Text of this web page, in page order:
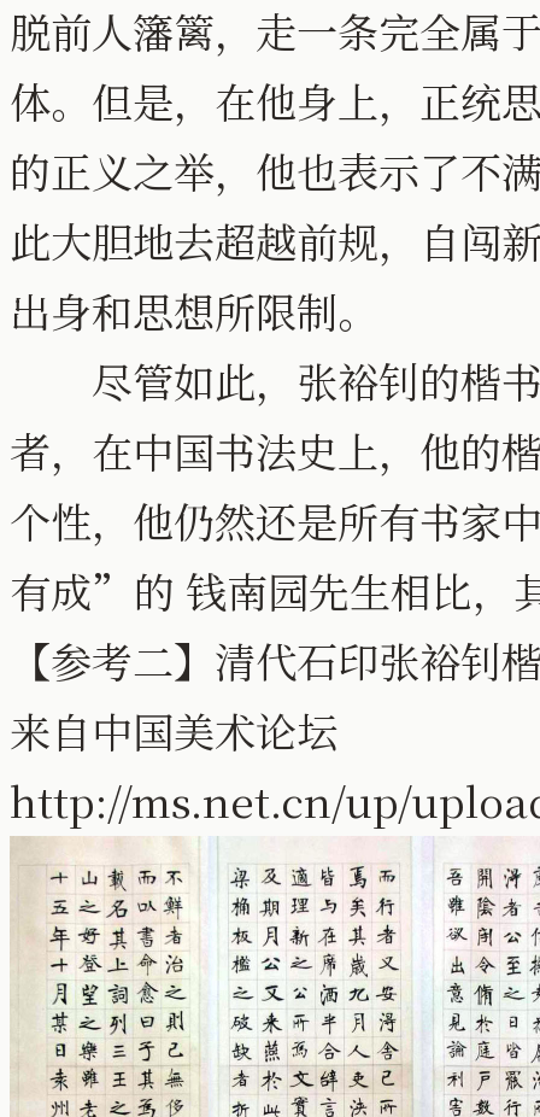
脱前人籓篱，走一条完全属
体。但是，在他身上，正统
的正义之举，他也表示了不
此大胆地去超越前规，自闯
出身和思想所限制。
尽管如此，张裕钊的楷书
者，在中国书法史上，他的
个性，他仍然还是所有书
有成”的 钱南园先生相比，
【参考二】清代石印张裕钊
来自中国美术论坛
http://ms.net.cn/up/